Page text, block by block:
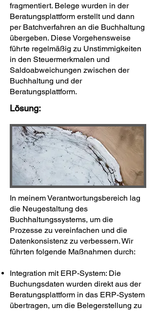
fragmentiert. Belege wurden in der
Beratungsplattform erstellt und dann
per Batchverfahren an die Buchhaltung
übergeben. Diese Vorgehensweise
führte regelmäßig zu Unstimmigkeiten
in den Steuermerkmalen und
Saldoabweichungen zwischen der
Buchhaltung und der
Beratungsplattform.
Lösung:
In meinem Verantwortungsbereich lag
die Neugestaltung des
Buchhaltungssystems, um die
Prozesse zu vereinfachen und die
Datenkonsistenz zu verbessern. Wir
führten folgende Maßnahmen durch:
Integration mit ERP-System: Die
Buchungsdaten wurden direkt aus der
Beratungsplattform in das ERP-System
übertragen, um die Belegerstellung zu